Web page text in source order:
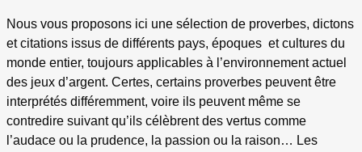
Nous vous proposons ici une sélection de proverbes, dictons
et citations issus de différents pays, époques et cultures du
monde entier, toujours applicables à l’environnement actuel
des jeux d’argent. Certes, certains proverbes peuvent être
interprétés différemment, voire ils peuvent même se
contredire suivant qu’ils célèbrent des vertus comme
l’audace ou la prudence, la passion ou la raison… Les